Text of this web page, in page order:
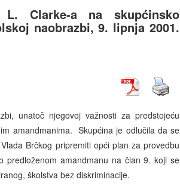
Clarke-a na skupćinsko
naobrazbi, 9. lipnja 2001.
unatoč njegovoj važnosti za predstojeću
amandmanima. Skupćina je odlučila da se
Brčkog pripremiti opći plan za provedbu
predloženom amandmanu na član 9. koji se
školstva bez diskriminacije.